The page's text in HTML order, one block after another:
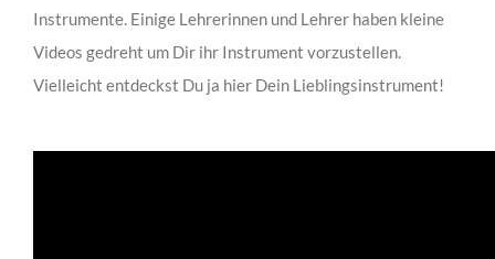
Instrumente. Einige Lehrerinnen und Lehrer haben kleine
Videos gedreht um Dir ihr Instrument vorzustellen.
Vielleicht entdeckst Du ja hier Dein Lieblingsinstrument!